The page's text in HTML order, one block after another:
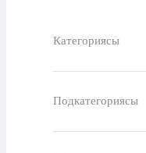
Категориясы
Подкатегориясы